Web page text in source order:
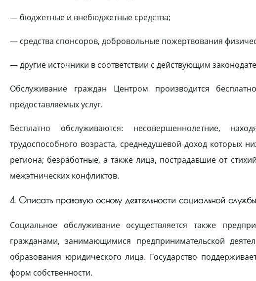
— бюджетные и внебюджетные средства;
— средства спонсоров, добровольные пожертвования
— другие источники в соответствии с действующим
Обслуживание граждан Центром производится
предоставляемых услуг.
Бесплатно обслуживаются: несовершеннолетние,
трудоспособного возраста, среднедушевой доход которых
региона; безработные, а также лица, пострадавшие от
межэтнических конфликтов.
4. Описать правовую основу деятельности социальной службы
Социальное обслуживание осуществляется также
гражданами, занимающимися предпринимательской
образования юридического лица. Государство
форм собственности.